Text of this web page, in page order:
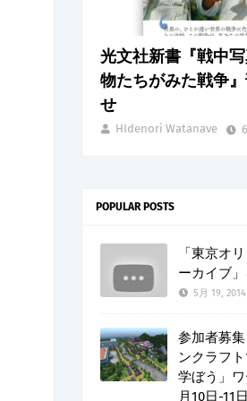
光文社新書『戦中
物たちがみた戦争
せ
HIdenori Watanave
POPULAR POSTS
「東京オ
ーカイブ
5月 19, 2014
参加者募
ンクラフ
学ぼう」
月10日-11日